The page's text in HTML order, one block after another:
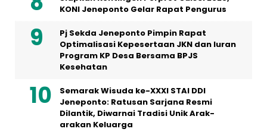
KONI Jeneponto Gelar Rapat Pengurus
Pj Sekda Jeneponto Pimpin Rapat
Optimalisasi Kepesertaan JKN dan Iuran
Program KP Desa Bersama BPJS
Kesehatan
Semarak Wisuda ke-XXXI STAI DDI
Jeneponto: Ratusan Sarjana Resmi
Dilantik, Diwarnai Tradisi Unik Arak-
arakan Keluarga